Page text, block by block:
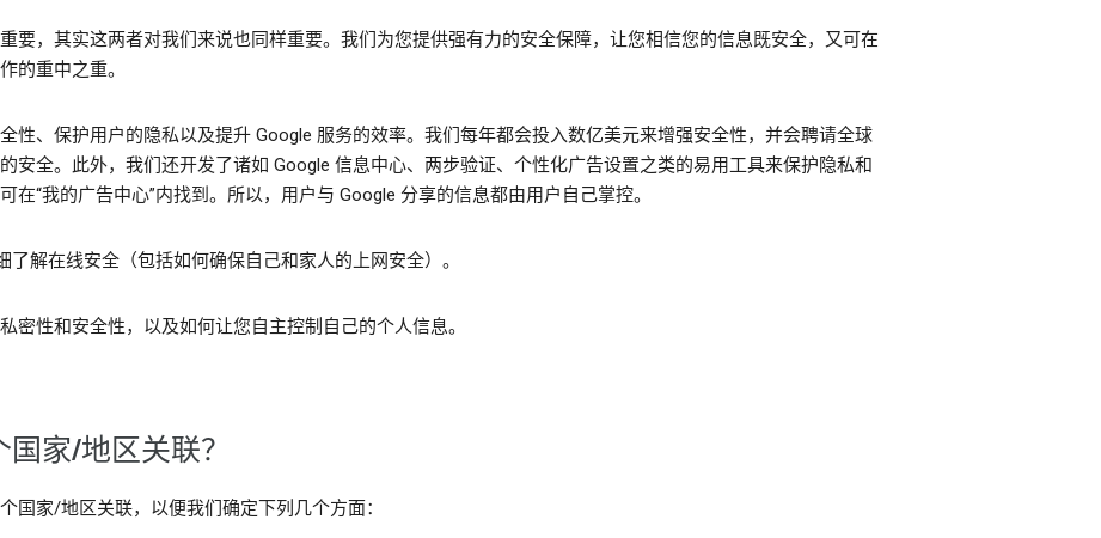
要，其实这两者对我们来说也同样重要。我们为您提供强有力的安全保障，让您相信您的信息既安全，又可在
的重中之重。
性、保护用户的隐私以及提升 Google 服务的效率。我们每年都会投入数亿美元来增强安全性，并会聘请全球
安全。此外，我们还开发了诸如 Google 信息中心、两步验证、个性化广告设置之类的易用工具来保护隐私和
在“我的广告中心”内找到。所以，用户与 Google 分享的信息都由用户自己掌控。
了解在线安全（包括如何确保自己和家人的上网安全）。
密性和安全性，以及如何让您自主控制自己的个人信息。
家/地区关联？
国家/地区关联，以便我们确定下列几个方面：